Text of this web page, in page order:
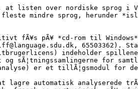
at listen over nordiske sprog i
fleste mindre sprog, herunder
fÃ¥s pÃ¥ *cd-rom til
65503362).
indeholder
og sÃ¦tningssamlingerne for
er et tillÃ¦gsmodul for
lagre automatisk analyserede